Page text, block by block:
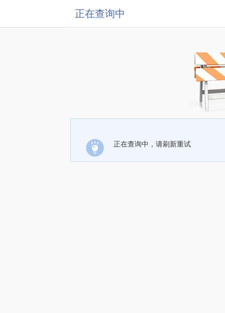
正在查询中
正在查询中，请刷新重试